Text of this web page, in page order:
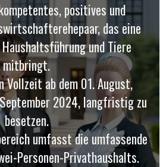
positives und
das eine
und Tiere
mitbringt.
ab dem 01. August,
2024, langfristig zu
besetzen.
umfasst die umfassende
Personen-Privathaushalts.